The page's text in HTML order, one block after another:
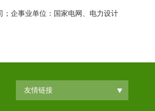
；企事业单位：国家电网、电力设计
友情链接